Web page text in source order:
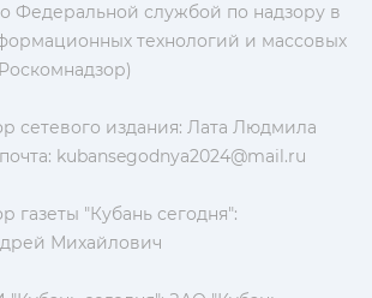
Федеральной службой по надзору в
технологий и массовых
сетевого издания: Лата Людмила
kubansegodnya2024@mail.ru
газеты "Кубань сегодня":
Михайлович